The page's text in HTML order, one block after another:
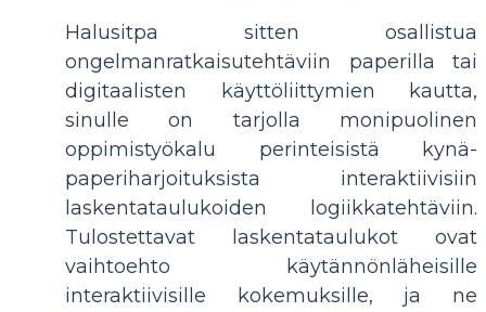
Halusitpa sitten osallistua
ongelmanratkaisutehtäviin paperilla tai
digitaalisten käyttöliittymien kautta,
sinulle on tarjolla monipuolinen
oppimistyökalu perinteisistä kynä-
paperiharjoituksista interaktiivisiin
laskentataulukoiden logiikkatehtäviin.
Tulostettavat laskentataulukot ovat
vaihtoehto käytännönläheisille
interaktiivisille kokemuksille, ja ne